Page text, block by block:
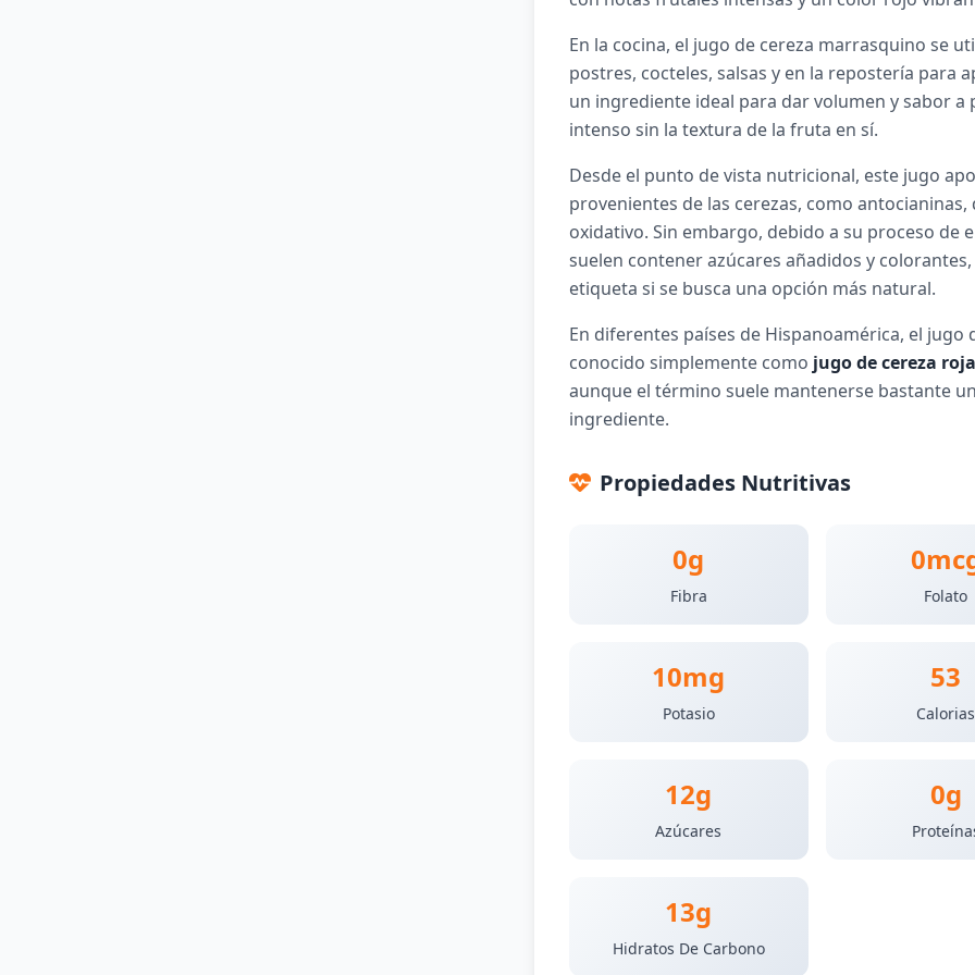
En la cocina, el jugo de cereza marrasquino se
postres, cocteles, salsas y en la repostería para
un ingrediente ideal para dar volumen y sabor
intenso sin la textura de la fruta en sí.
Desde el punto de vista nutricional, este jugo
provenientes de las cerezas, como
oxidativo. Sin embargo, debido a su proceso de
suelen contener azúcares añadidos y
etiqueta si se busca una opción más natural.
En diferentes países de Hispanoamérica, el
conocido simplemente como jugo de cereza roja
aunque el término suele mantenerse bastante
ingrediente.
Propiedades Nutritivas
0g
Fibra Folato
10mg
Potasio
53
Calorias
12g
Azúcares
0g
13g
Hidratos De Carbono